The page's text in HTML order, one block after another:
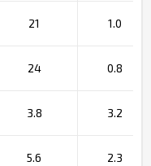
21 1.0
24 0.8
3.8 3.2
5.6 2.3